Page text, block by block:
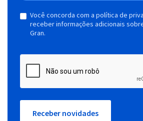
Você concorda com a política de
receber informações adicionais
Gran.
Receber novidades